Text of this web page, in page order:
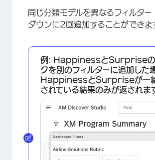
同じ分類モデルを異なるフィルタ
ダウンに2回追加することができま
例: HappinessとSurpriseの
クを別のフィルターに追加した
HappinessとSurpriseが一
されている結果のみが返されま